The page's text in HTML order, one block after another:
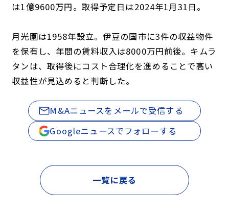
は1億9600万円。取得予定日は2024年1月31日。
月光園は1958年設立。伊豆の国市に3件の収益物件
を保有し、年間の賃料収入は8000万円前後。キムラ
タンは、取得後にコスト合理化を進めることで高い
収益性が見込めると判断した。
M&Aニュースをメールで受信する
Googleニュースでフォローする
一覧に戻る